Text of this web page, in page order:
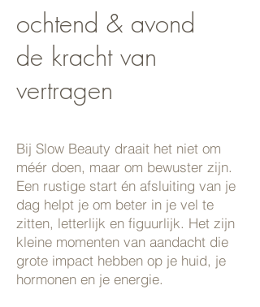
ochtend & avond
de kracht van
vertragen
Bij Slow Beauty draait het niet om
méér doen, maar om bewuster zijn.
Een rustige start én afsluiting van je
dag helpt je om beter in je vel te
zitten, letterlijk en figuurlijk. Het zijn
kleine momenten van aandacht die
grote impact hebben op je huid, je
hormonen en je energie.